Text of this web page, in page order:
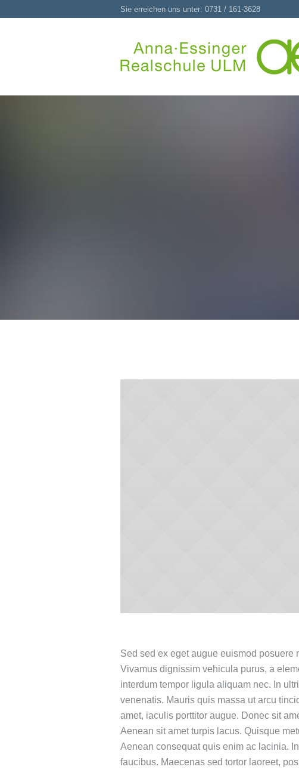
Sie erreichen uns unter: 0731 / 161-3628
Sed sed ex eget augue euismod
Vivamus dignissim vehicula purus, a
interdum tempor ligula aliquam nec. In
venenatis. Mauris quis massa ut arcu
amet, iaculis porttitor augue. Donec sit
Aenean sit amet turpis lacus. Quisque
Aenean consequat quis enim ac lacinia.
faucibus. Maecenas sed tortor laoreet,